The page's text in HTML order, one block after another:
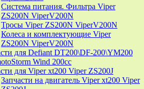
Система питания. Фильтра Viper
ZS200N ViperV200N
Тросы Viper ZS200N ViperV200N
Колеса и комплектующие Viper
ZS200N ViperV200N
для Defiant DT200\DF-200\YM200
Wind 200cc
для Viper xt200 Viper ZS200J
Запчасти на двигатель Viper xt200 Viper